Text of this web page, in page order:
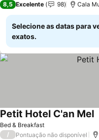
8,5 Excelente 98 Cala
Selecione as datas para
exatos.
Bed & Breakfast
Petit Hotel C'an Mel
/ Pontuação não disponível